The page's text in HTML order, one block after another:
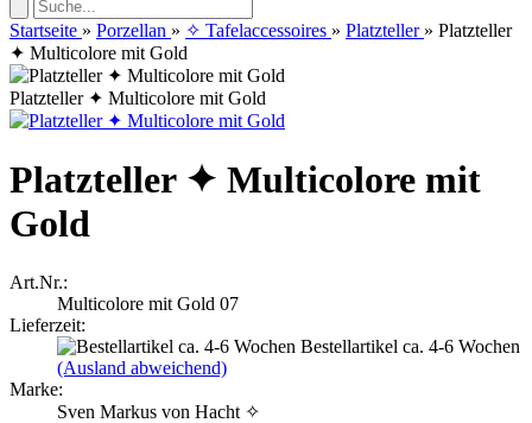
Startseite » Porzellan » ✧ Tafelaccessoires » Platzteller » Platzteller
✦ Multicolore mit Gold
Platzteller ✦ Multicolore mit Gold
Platzteller ✦ Multicolore mit
Gold
Art.Nr.:
Multicolore mit Gold 07
Lieferzeit:
Bestellartikel ca. 4-6 Wochen
(Ausland abweichend)
Marke:
Sven Markus von Hacht ✧